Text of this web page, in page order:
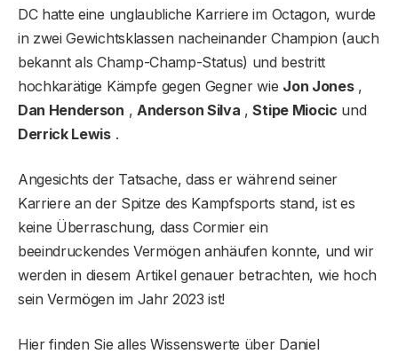
DC hatte eine unglaubliche Karriere im Octagon, wurde
in zwei Gewichtsklassen nacheinander Champion (auch
bekannt als Champ-Champ-Status) und bestritt
hochkarätige Kämpfe gegen Gegner wie Jon Jones,
Dan Henderson , Anderson Silva ,Stipe Miocic und
Derrick Lewis.
Angesichts der Tatsache, dass er während seiner
Karriere an der Spitze des Kampfsports stand, ist es
keine Überraschung, dass Cormier ein
beeindruckendes Vermögen anhäufen konnte, und wir
werden in diesem Artikel genauer betrachten, wie hoch
sein Vermögen im Jahr 2023 ist!
Hier finden Sie alles Wissenswerte über Daniel